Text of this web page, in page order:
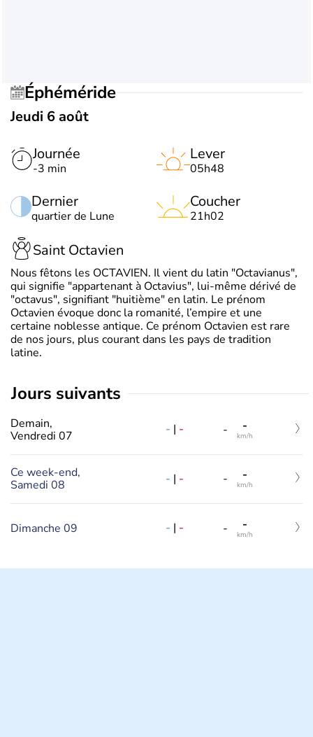
Éphéméride
Jeudi 6 août
Journée
-3 min
Dernier
quartier de Lune
Lever
05h48
Coucher
21h02
Saint Octavien
Nous fêtons les OCTAVIEN. Il vient du latin "Octavianus",
qui signifie "appartenant à Octavius", lui-même dérivé de
"octavus", signifiant "huitième" en latin. Le prénom
Octavien évoque donc la romanité, l’empire et une
certaine noblesse antique. Ce prénom Octavien est rare
de nos jours, plus courant dans les pays de tradition
latine.
jours suivants
Demain,
Vendredi 07
- | - - -
km/h
Ce week-end,
Samedi 08
- | - - -
km/h
Dimanche 09 - | - - -
km/h